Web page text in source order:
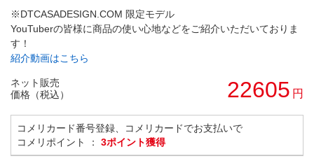
※DTCASADESIGN.COM 限定モデル
YouTuberの皆様に商品の使い心地などをご紹介いただいておりま
す！
紹介動画はこちら
ネット販売
価格（税込）
22605 円
コメリカード番号登録、コメリカードでお支払いで
コメリポイント ： 3ポイント獲得